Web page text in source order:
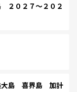
０２７～２０２
島 喜界島 加計